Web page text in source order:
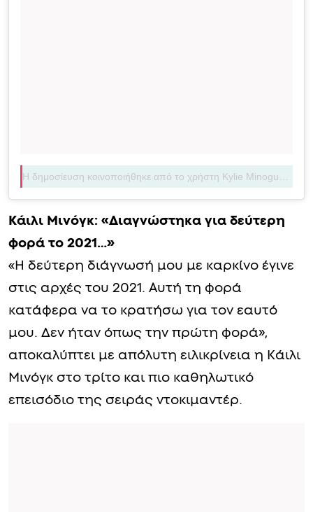
Κάιλι Μινόγκ: «Διαγνώστηκα για δεύτερη
φορά το 2021…»
«Η δεύτερη διάγνωσή μου με καρκίνο έγινε
στις αρχές του 2021. Αυτή τη φορά
κατάφερα να το κρατήσω για τον εαυτό
μου. Δεν ήταν όπως την πρώτη φορά»,
αποκαλύπτει με απόλυτη ειλικρίνεια η Κάιλι
Μινόγκ στο τρίτο και πιο καθηλωτικό
επεισόδιο της σειράς ντοκιμαντέρ.